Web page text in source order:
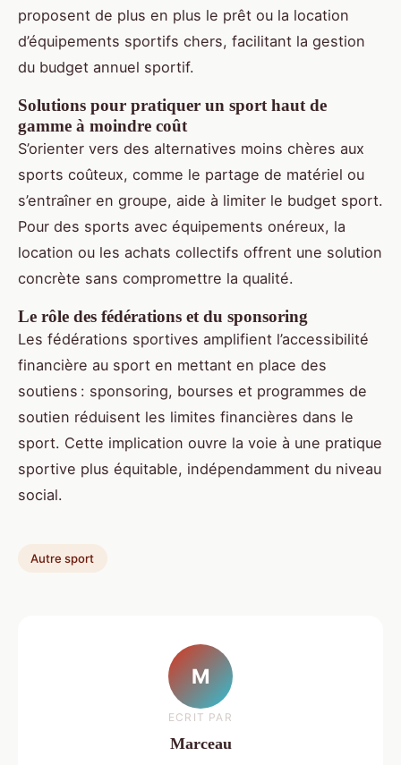
proposent de plus en plus le prêt ou la location
d’équipements sportifs chers, facilitant la gestion
du budget annuel sportif.
Solutions pour pratiquer un sport haut de
gamme à moindre coût
S’orienter vers des alternatives moins chères aux
sports coûteux, comme le partage de matériel ou
s’entraîner en groupe, aide à limiter le budget sport.
Pour des sports avec équipements onéreux, la
location ou les achats collectifs offrent une solution
concrète sans compromettre la qualité.
Le rôle des fédérations et du sponsoring
Les fédérations sportives amplifient l’accessibilité
financière au sport en mettant en place des
soutiens : sponsoring, bourses et programmes de
soutien réduisent les limites financières dans le
sport. Cette implication ouvre la voie à une pratique
sportive plus équitable, indépendamment du niveau
social.
Autre sport
M
ECRIT PAR
Marceau